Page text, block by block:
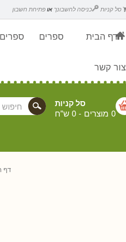
סל קניות כניסה לחשבונך אופתיחת חשבון
דף הבית ספרים
צור קשר
סל קניות
0 מוצרים - 0 ש"ח
דף